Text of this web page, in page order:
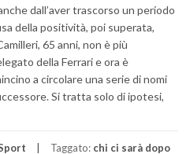
dall’aver trascorso un periodo
della positività, poi superata,
65 anni, non è più
della Ferrari e ora è
a circolare una serie di nomi
Si tratta solo di ipotesi,
Taggato: chi ci sarà dopo